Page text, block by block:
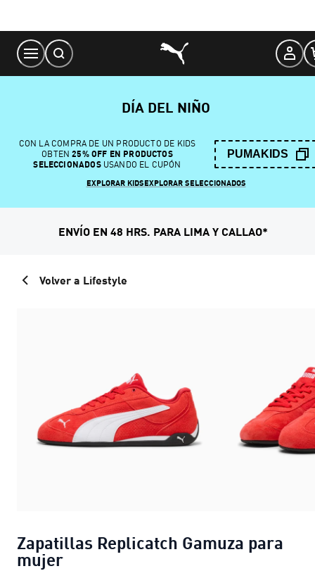
Content
DÍA DEL NIÑO
CON LA COMPRA DE UN PRODUCTO DE KIDS
OBTEN 25% OFF EN PRODUCTOS
SELECCIONADOSUSANDO EL CUPÓN
PUMAKIDS
EXPLORAR KIDSEXPLORAR SELECCIONADOS
ENVÍO EN 48 HRS. PARA LIMA Y CALLAO*
Volver a Lifestyle
Zapatillas Replicatch Gamuza para
mujer